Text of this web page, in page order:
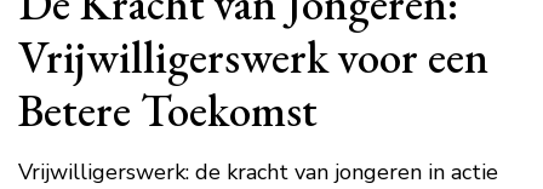
Vrijwilligerswerk voor een
Betere Toekomst
Vrijwilligerswerk: de kracht van jongeren in actie